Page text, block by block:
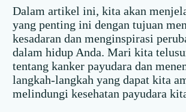
Dalam artikel ini, kita akan
yang penting ini dengan tujuan
kesadaran dan menginspirasi
dalam hidup Anda. Mari kita
tentang kanker payudara dan
langkah-langkah yang dapat kita
melindungi kesehatan payudara